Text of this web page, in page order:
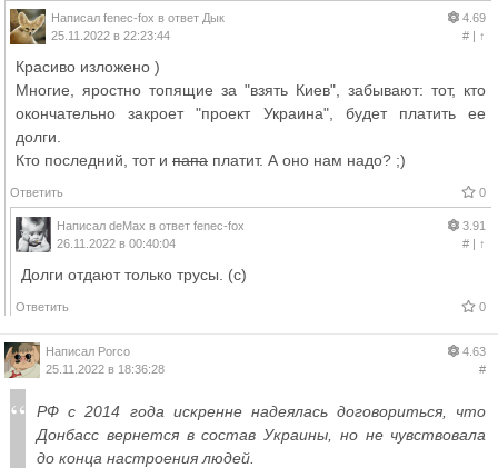
Написал fenec-fox в ответ Дык
25.11.2022 в 22:23:44
4.69
#| ↑
Красиво изложено )
Многие, яростно топящие за "взять Киев", забывают: тот, кто
окончательно закроет "проект Украина", будет платить ее
долги.
Кто последний, тот и папа платит. А оно нам надо? ;)
Ответить 0
Написал deMax в ответ fenec-fox
26.11.2022 в 00:40:04
3.91
#| ↑
Долги отдают только трусы. (с)
Ответить 0
Написал Porco
25.11.2022 в 18:36:28
4.63
#
РФ с 2014 года искренне надеялась договориться, что
Донбасс вернется в состав Украины, но не чувствовала
до конца настроения людей.